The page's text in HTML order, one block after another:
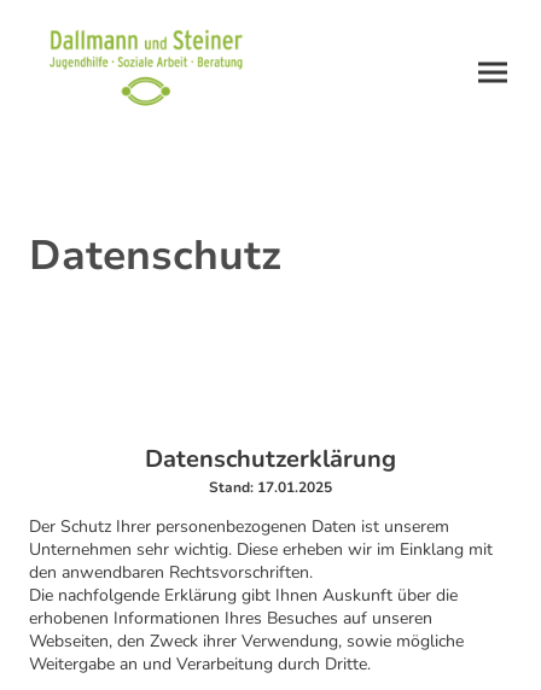
Datenschutz
Datenschutzerklärung
Stand: 17.01.2025
Der Schutz Ihrer personenbezogenen Daten ist unserem
Unternehmen sehr wichtig. Diese erheben wir im Einklang mit
den anwendbaren Rechtsvorschriften.
Die nachfolgende Erklärung gibt Ihnen Auskunft über die
erhobenen Informationen Ihres Besuches auf unseren
Webseiten, den Zweck ihrer Verwendung, sowie mögliche
Weitergabe an und Verarbeitung durch Dritte.